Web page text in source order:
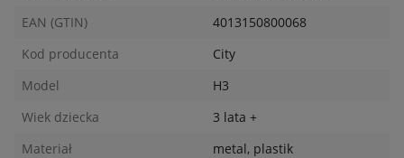
EAN (GTIN)
4013150800068
Kod producenta
City
Model
H3
Wiek dziecka
3 lata +
Materiał
metal, plastik